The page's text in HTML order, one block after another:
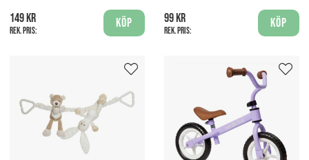
149 kr
Rek. pris:
Köp 99 kr
Rek. pris:
Köp